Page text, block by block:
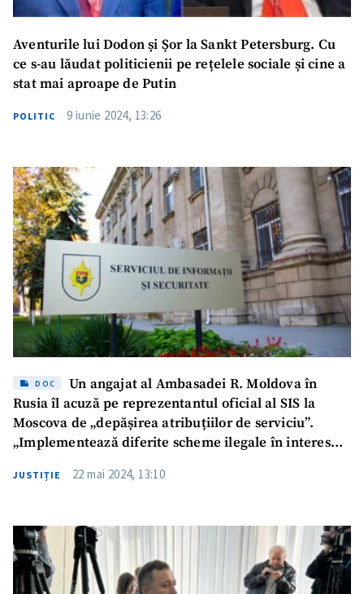
Aventurile lui Dodon și Șor la Sankt Petersburg. Cu
ce s-au lăudat politicienii pe rețelele sociale și cine a
stat mai aproape de Putin
POLITIC 9 iunie 2024, 13:26
DOC
Un angajat al Ambasadei R. Moldova în
Rusia îl acuză pe reprezentantul oficial al SIS la
Moscova de „depășirea atribuțiilor de serviciu”.
„Implementează diferite scheme ilegale în interesul
de Igor Ceaika și Igor Dodon”. Reacția SIS
JUSTIȚIE 22 mai 2024, 13:10
ȘTIREA MEA